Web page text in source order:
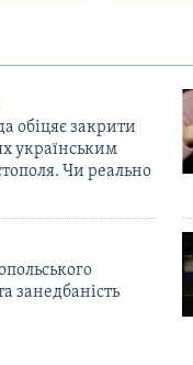
обіцяє закрити
українським
Чи реально
занедбаність